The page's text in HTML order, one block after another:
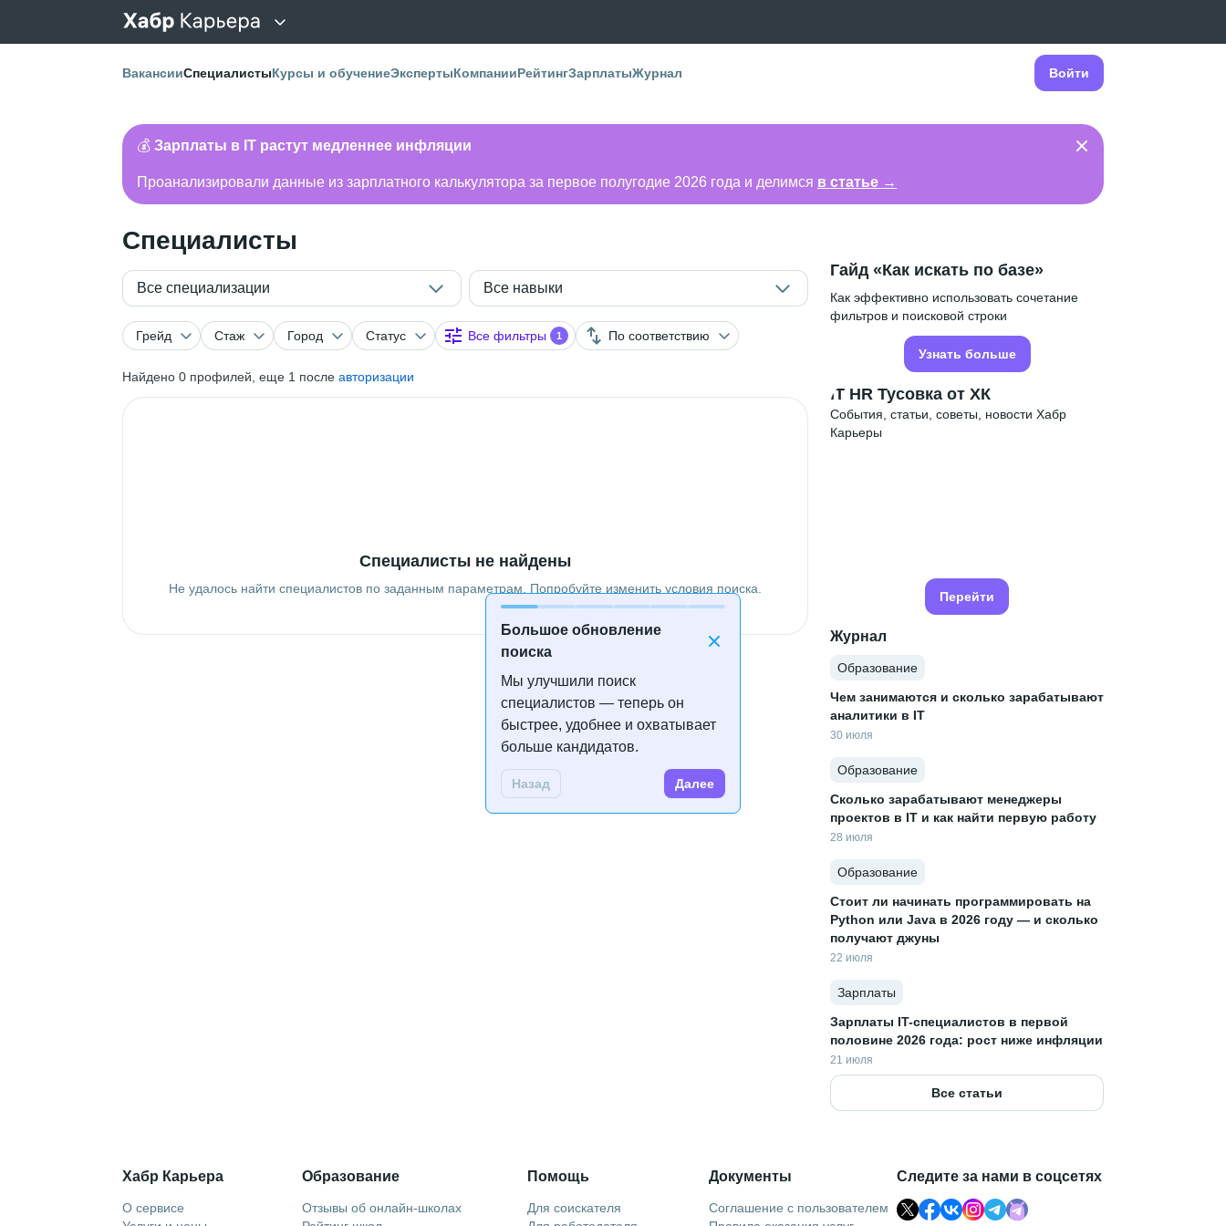
ВакансииСпециалистыКурсы и обучениеЭкспертыКомпанииРейтингЗарплатыЖурнал Войти
💰 Зарплаты в IT растут медленнее инфляции
Проанализировали данные из зарплатного калькулятора за первое полугодие 2026 года и делимся в статье →
Специалисты
Все специализации Все навыки
Грейд Стаж Город Статус Все фильтры 1 По соответствию
Найдено 0 профилей, еще 1 после авторизации
Большое обновление
поиска
Мы улучшили поиск
специалистов — теперь он
быстрее, удобнее и охватывает
больше кандидатов.
Назад Далее
Специалисты не найдены
Не удалось найти специалистов по заданным параметрам. Попробуйте изменить условия поиска.
Гайд «Как искать по базе»
Как эффективно использовать сочетание
фильтров и поисковой строки
Узнать больше
IT HR Тусовка от ХК
События, статьи, советы, новости Хабр
Карьеры
Перейти
Журнал
Образование
Чем занимаются и сколько зарабатывают
аналитики в IT
30 июля
Образование
Сколько зарабатывают менеджеры
проектов в IT и как найти первую работу
28 июля
Образование
Стоит ли начинать программировать на
Python или Java в 2026 году — и сколько
получают джуны
22 июля
Зарплаты
Зарплаты IT-специалистов в первой
половине 2026 года: рост ниже инфляции
21 июля
Все статьи
Хабр Карьера
О сервисе
Образование
Отзывы об онлайн-школах
Помощь
Для соискателя
Документы
Соглашение с пользователем
Следите за нами в соцсетях